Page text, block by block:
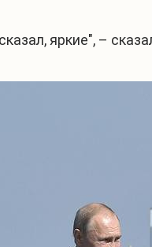
яркие", –